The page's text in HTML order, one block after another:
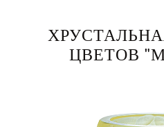
ЦВЕТОВ